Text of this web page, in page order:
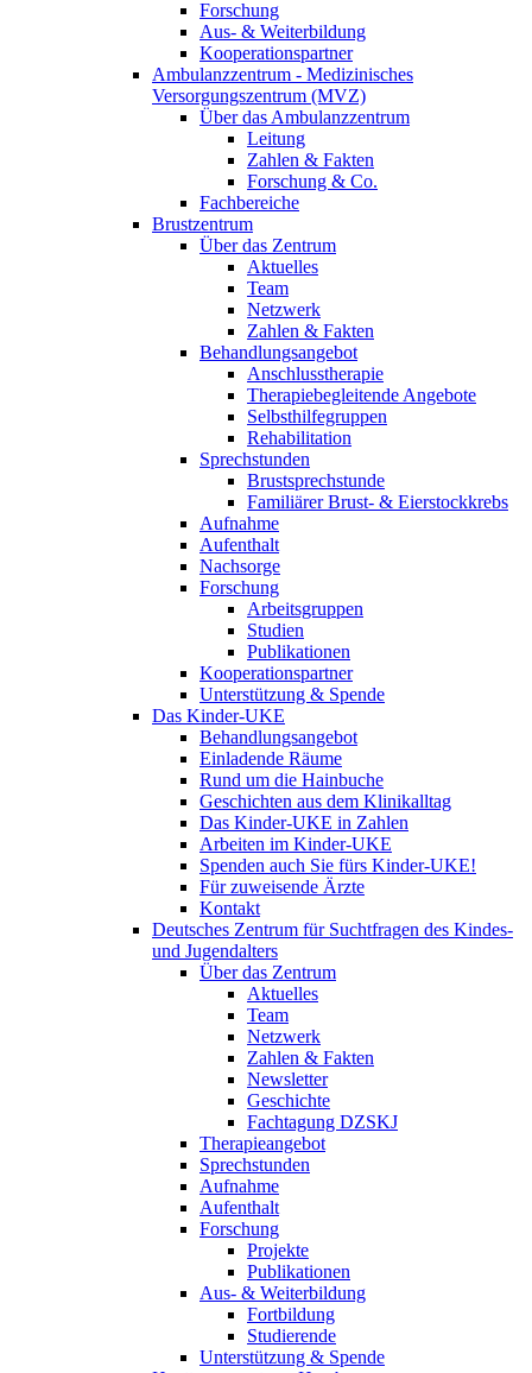
Forschung
Aus- & Weiterbildung
Kooperationspartner
Ambulanzzentrum - Medizinisches
Versorgungszentrum (MVZ)
Über das Ambulanzzentrum
Leitung
Zahlen & Fakten
Forschung & Co.
Fachbereiche
Brustzentrum
Über das Zentrum
Aktuelles
Team
Netzwerk
Zahlen & Fakten
Behandlungsangebot
Anschlusstherapie
Therapiebegleitende Angebote
Selbsthilfegruppen
Rehabilitation
Sprechstunden
Brustsprechstunde
Familiärer Brust- & Eierstockkrebs
Aufnahme
Aufenthalt
Nachsorge
Forschung
Arbeitsgruppen
Studien
Publikationen
Kooperationspartner
Unterstützung & Spende
Das Kinder-UKE
Behandlungsangebot
Einladende Räume
Rund um die Hainbuche
Geschichten aus dem Klinikalltag
Das Kinder-UKE in Zahlen
Arbeiten im Kinder-UKE
Spenden auch Sie fürs Kinder-UKE!
Für zuweisende Ärzte
Kontakt
Deutsches Zentrum für Suchtfragen des Kindes-
und Jugendalters
Über das Zentrum
Aktuelles
Team
Netzwerk
Zahlen & Fakten
Newsletter
Geschichte
Fachtagung DZSKJ
Therapieangebot
Sprechstunden
Aufnahme
Aufenthalt
Forschung
Projekte
Publikationen
Aus- & Weiterbildung
Fortbildung
Studierende
Unterstützung & Spende